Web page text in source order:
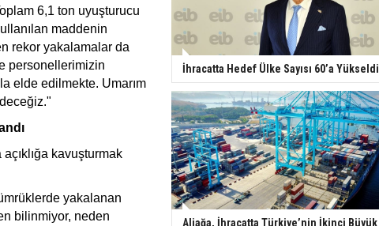
6,1 ton uyuşturucu
maddenin
rekor yakalamalar da
personellerimizin
elde edilmekte. Umarım
kavuşturmak
yakalanan
bilinmiyor, neden
İhracatta Hedef Ülke Sayısı 60’a Yükseldi
Aliağa, İhracatta Türkiye’nin İkinci Büyük